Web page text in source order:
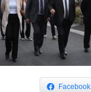
Facebook